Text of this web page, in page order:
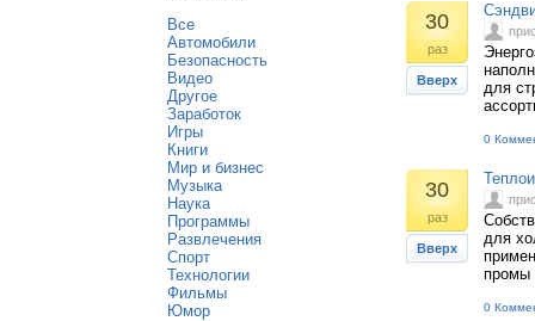
Все
Автомобили
Безопасность
Видео
Другое
Заработок
Игры
Книги
Мир и бизнес
Музыка
Наука
Программы
Развлечения
Спорт
Технологии
Фильмы
Юмор
30
раз
Вверх
для
0
30
раз
Вверх
для
промы
0